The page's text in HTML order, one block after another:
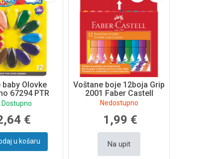
baby Olovke
67294 PTR
Dostupno
€
u košaru
Voštane boje 12boja Grip
2001 Faber Castell
Nedostupno
1,99 €
Na upit